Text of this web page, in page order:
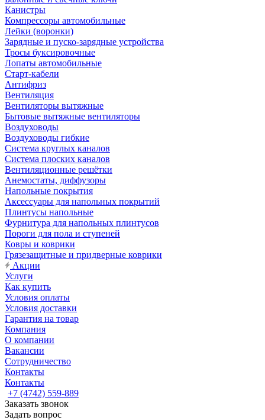
Канистры
Компрессоры автомобильные
Лейки (воронки)
Зарядные и пуско-зарядные устройства
Тросы буксировочные
Лопаты автомобильные
Старт-кабели
Антифриз
Вентиляция
Вентиляторы вытяжные
Бытовые вытяжные вентиляторы
Воздуховоды
Воздуховоды гибкие
Система круглых каналов
Система плоских каналов
Вентиляционные решётки
Анемостаты, диффузоры
Напольные покрытия
Аксессуары для напольных покрытий
Плинтусы напольные
Фурнитура для напольных плинтусов
Пороги для пола и ступеней
Ковры и коврики
Грязезащитные и придверные коврики
Акции
Услуги
Как купить
Условия оплаты
Условия доставки
Гарантия на товар
Компания
О компании
Вакансии
Сотрудничество
Контакты
Контакты
+7 (4742) 559-889
Заказать звонок
Задать вопрос